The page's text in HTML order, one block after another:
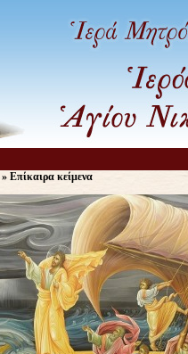
» Επίκαιρα κείμενα